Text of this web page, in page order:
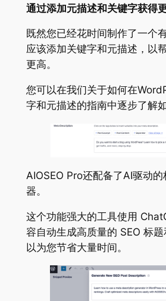
通过添加元描述和关键字获得
既然您已经花时间制作了一个
应该添加关键字和元描述，以
更高。
您可以在我们关于如何在
字和元描述的指南中逐步了解
AIOSEO Pro还配备了AI驱动
器。
这个功能强大的工具使用
容自动生成高质量的 SEO 标
以为您节省大量时间。